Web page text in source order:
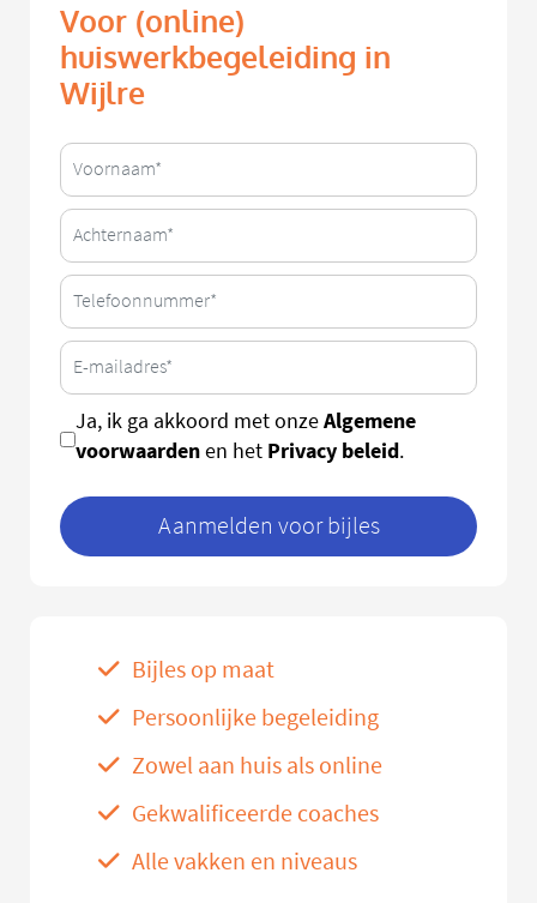
Voor (online)
huiswerkbegeleiding in
Wijlre
Ja, ik ga akkoord met onzeAlgemene
voorwaardenen het Privacy beleid.
Aanmelden voor bijles
Bijles op maat
Persoonlijke begeleiding
Zowel aan huis als online
Gekwalificeerde coaches
Alle vakken en niveaus